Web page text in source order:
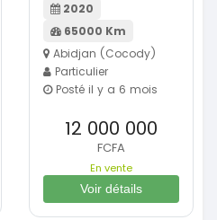
2020
65000 Km
Abidjan (Cocody)
Particulier
Posté il y a 6 mois
12 000 000
FCFA
En vente
Voir détails